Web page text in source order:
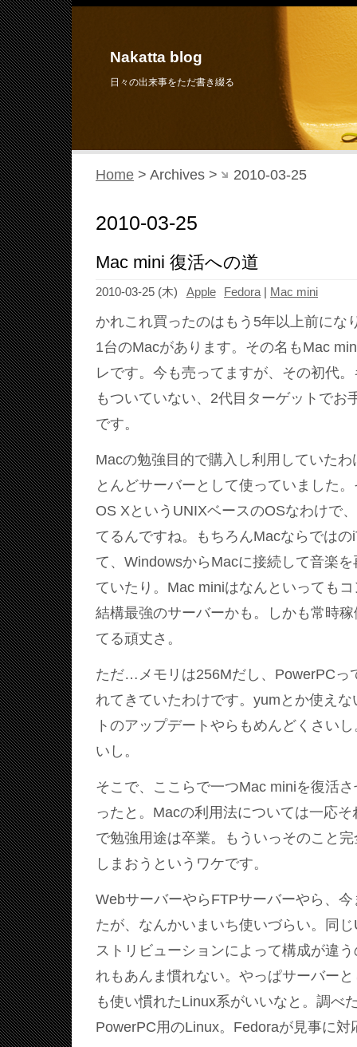
Nakatta blog
日々の出来事をただ書き綴る
Home > Archives > 2010-03-25
2010-03-25
Mac mini 復活への道
2010-03-25 (木) Apple Fedora | Mac mini
かれこれ買ったのはもう5年以上前にな
1台のMacがあります。その名もMac
レです。今も売ってますが、その初代
もついていない、2代目ターゲットでお
です。
Macの勉強目的で購入し利用していた
とんどサーバーとして使っていました
OS XというUNIXベースのOSなわけで
てるんですね。もちろんMacならでは
て、WindowsからMacに接続して音楽
ていたり。Mac miniはなんといっても
結構最強のサーバーかも。しかも常時
てる頑丈さ。
ただ…メモリは256Mだし、PowerPCっ
れてきていたわけです。yumとか使え
トのアップデートやらもめんどくさい
いし。
そこで、ここらで一つMac miniを復活
ったと。Macの利用法については一応
で勉強用途は卒業。もういっそのこと
しまおうというワケです。
WebサーバーやらFTPサーバーやら、
たが、なんかいまいち使いづらい。同
ストリビューションによって構成が違
れもあんま慣れない。やっぱサーバー
も使い慣れたLinux系がいいなと。調べ
PowerPC用のLinux。Fedoraが見事に対